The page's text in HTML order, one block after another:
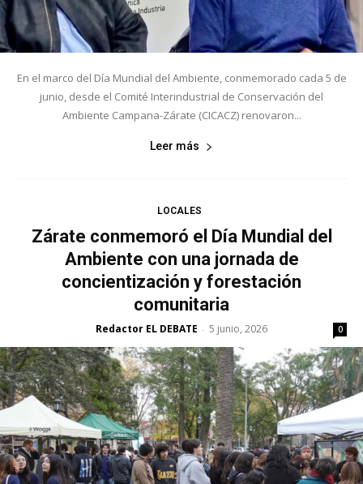
En el marco del Día Mundial del Ambiente, conmemorado cada 5 de
junio, desde el Comité Interindustrial de Conservación del
Ambiente Campana-Zárate (CICACZ) renovaron...
Leer más
LOCALES
Zárate conmemoró el Día Mundial del
Ambiente con una jornada de
concientización y forestación
comunitaria
Redactor EL DEBATE - 5 junio, 2026 0